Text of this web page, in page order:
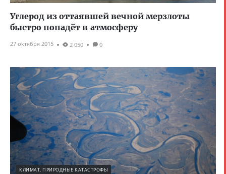
Углерод из оттаявшей вечной мерзлоты
быстро попадёт в атмосферу
27 октября 2015 2 050 0
КЛИМАТ, ПРИРОДНЫЕ КАТАСТРОФЫ